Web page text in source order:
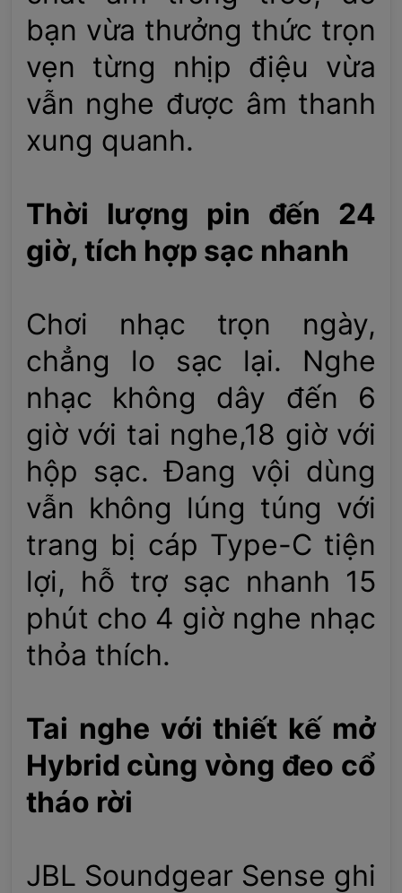
bạn vừa thưởng thức trọn
vẹn từng nhịp điệu vừa
vẫn nghe được âm thanh
xung quanh.
Thời lượng pin đến 24
giờ, tích hợp sạc nhanh
Chơi nhạc trọn ngày,
chẳng lo sạc lại. Nghe
nhạc không dây đến 6
giờ với tai nghe,18 giờ với
hộp sạc. Đang vội dùng
vẫn không lúng túng với
trang bị cáp Type-C tiện
lợi, hỗ trợ sạc nhanh 15
phút cho 4 giờ nghe nhạc
thỏa thích.
Tai nghe với thiết kế mở
Hybrid cùng vòng đeo cổ
tháo rời
JBL Soundgear Sense ghi